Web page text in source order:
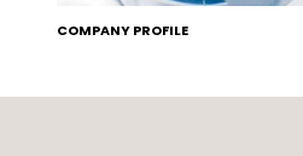
COMPANY PROFILE